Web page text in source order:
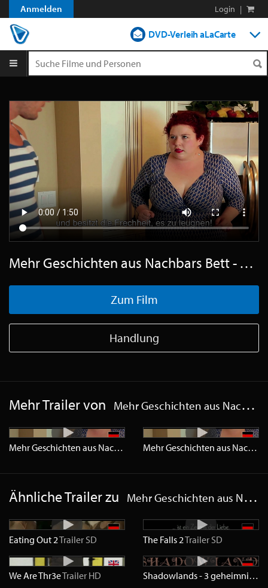
Anmelden Login |
DVD-Verleih aLaCarte
Shop
Blog
Mehr Geschichten aus Nachbars Bett - Trailer Deutsch HD
Zum Film
Handlung
Mehr Trailer von Mehr Geschichten aus Nachbars Bett
Mehr Geschichten aus Nachbars Bett TrailerHD Mehr Geschichten aus Nachbars Bett
Ähnliche Trailer zu Mehr Geschichten aus Nachbars Bett
Eating Out 2Trailer SD The Falls 2Trailer SD
We Are Thr3eTrailer HD Shadowlands - 3 geheimnisvolle Liebesgeschichten